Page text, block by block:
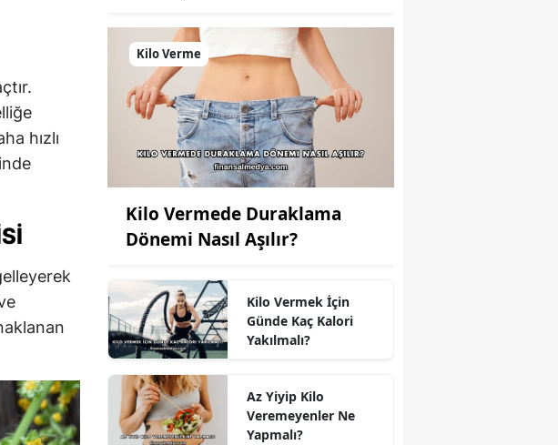
hızlı
Kilo Verme
Kilo Vermede Duraklama
Dönemi Nasıl Aşılır?
Kilo Vermek İçin
Günde Kaç Kalori
Yakılmalı?
Az Yiyip Kilo
Veremeyenler Ne
Yapmalı?